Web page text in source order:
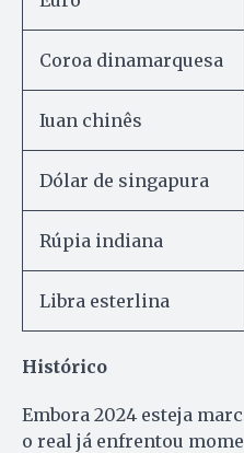
Coroa dinamarquesa
Iuan chinês
Dólar de singapura
Rúpia indiana
Libra esterlina
Histórico
Embora 2024 esteja
o real já enfrentou